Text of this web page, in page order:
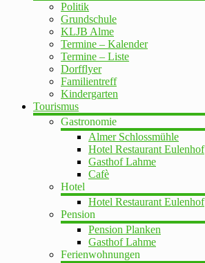
Politik
Grundschule
KLJB Alme
Termine – Kalender
Termine – Liste
Dorfflyer
Familientreff
Kindergarten
Tourismus
Gastronomie
Almer Schlossmühle
Hotel Restaurant Eulenhof
Gasthof Lahme
Cafè
Hotel
Hotel Restaurant Eulenhof
Pension
Pension Planken
Gasthof Lahme
Ferienwohnungen